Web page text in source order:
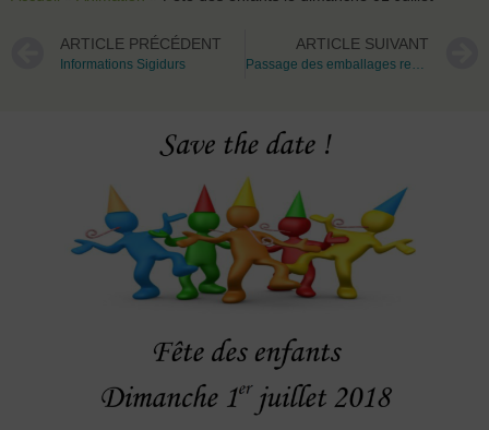
ARTICLE PRÉCÉDENT
Informations Sigidurs
ARTICLE SUIVANT
Passage des emballages recyclables aujourd’hui 20 juillet 2018